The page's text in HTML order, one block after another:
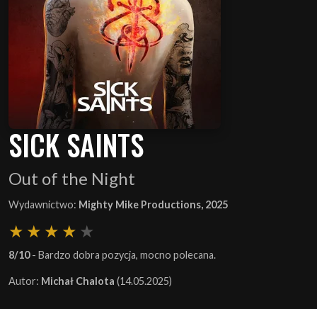
SICK SAINTS
Out of the Night
Wydawnictwo: Mighty Mike Productions, 2025
8/10- Bardzo dobra pozycja, mocno polecana.
Autor: Michał Chalota (14.05.2025)